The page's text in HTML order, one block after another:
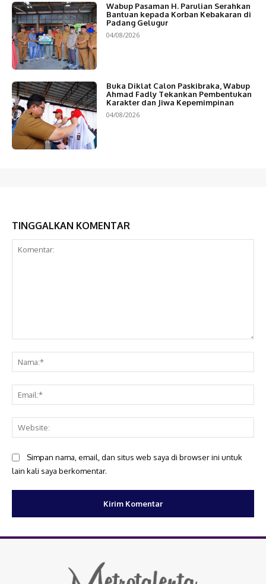
Wabup Pasaman H. Parulian Serahkan
Bantuan kepada Korban Kebakaran di
Padang Gelugur
04/08/2026
Buka Diklat Calon Paskibraka, Wabup
Ahmad Fadly Tekankan Pembentukan
Karakter dan Jiwa Kepemimpinan
04/08/2026
TINGGALKAN KOMENTAR
Simpan nama, email, dan situs web saya di browser ini untuk
lain kali saya berkomentar.